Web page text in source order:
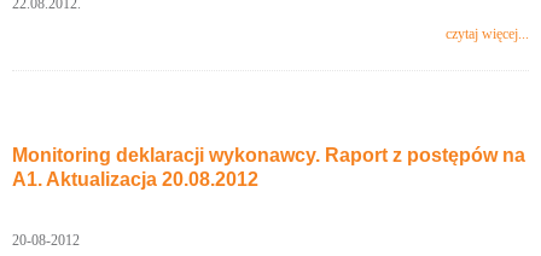
22.08.2012.
czytaj więcej...
Monitoring deklaracji wykonawcy. Raport z postępów na
A1. Aktualizacja 20.08.2012
20-08-2012